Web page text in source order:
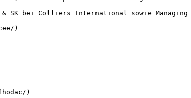
SK bei Colliers International sowie Managing
)
)